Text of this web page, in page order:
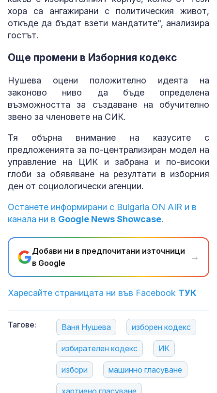
хора са ангажирани с политическия живот,
откъде да бъдат взети мандатите", анализира
гостът.
Още промени в Изборния кодекс
Нушева оцени положително идеята на
законово ниво да бъде определена
възможността за създаване на обучително
звено за членовете на СИК.
Тя обърна внимание на казусите с
предложенията за по-централизиран модел на
управление на ЦИК и забрана и по-високи
глоби за обявяване на резултати в изборния
ден от социологически агенции.
Останете информирани с Bulgaria ON AIR и в
канала ни в Google News Showcase.
Добави ни в предпочитани източници
в Google
→
Харесайте страницата ни във Facebook ТУК
Тагове: Ваня Нушева изборен кодекс
избирателен кодекс ИК
избори машинно гласуване
хартиено гласуване